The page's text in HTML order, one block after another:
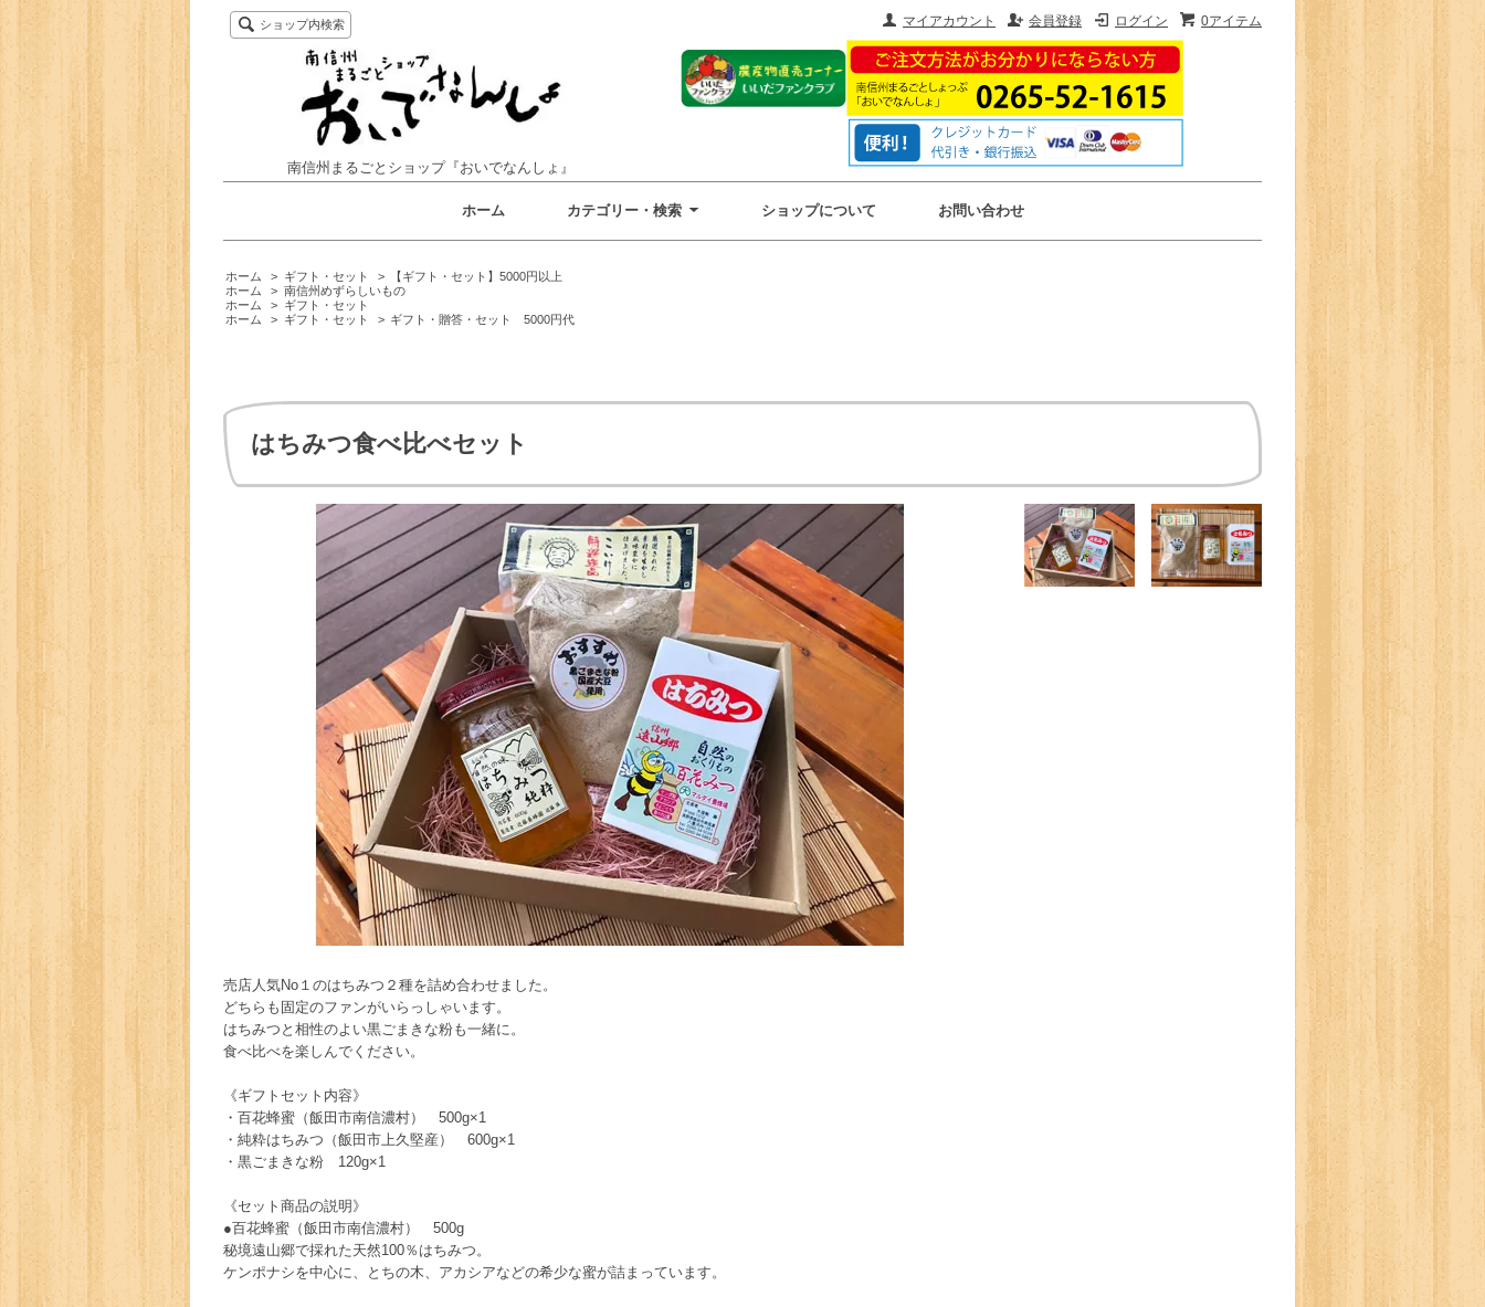
0アイテム
ログイン
会員登録
マイアカウント
ショップ内検索
南信州まるごとショップ『おいでなんしょ』
ホーム カテゴリー・検索 ショップについて お問い合わせ
ホーム > ギフト・セット >
【ギフト・セット】5000円以上
ホーム
> 南信州めずらしいもの
ホーム
> ギフト・セット
ホーム
> ギフト・セット > ギフト・贈答・セット 5000円代
はちみつ食べ比べセット
売店人気No１のはちみつ２種を詰め合わせました。
どちらも固定のファンがいらっしゃいます。
はちみつと相性のよい黒ごまきな粉も一緒に。
食べ比べを楽しんでください。
《ギフトセット内容》
・百花蜂蜜（飯田市南信濃村） 500g×1
・純粋はちみつ（飯田市上久堅産） 600g×1
・黒ごまきな粉 120g×1
《セット商品の説明》
●百花蜂蜜（飯田市南信濃村） 500g
秘境遠山郷で採れた天然100％はちみつ。
ケンポナシを中心に、とちの木、アカシアなどの希少な蜜が詰まっています。